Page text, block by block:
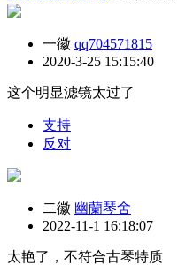
一徽 qq704571815
2020-3-25 15:15:40
这个明显滤镜太过了
支持
反对
二徽 幽蘭琴舍
2022-11-1 16:18:07
太艳了，不符合古琴特质